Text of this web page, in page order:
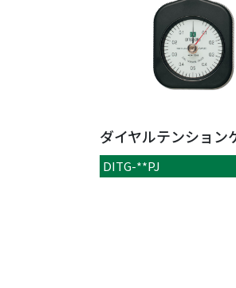
ダイヤルテンション
DITG-**PJ